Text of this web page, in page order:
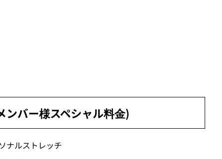
ンバー様スペシャル料金)
ナルストレッチ